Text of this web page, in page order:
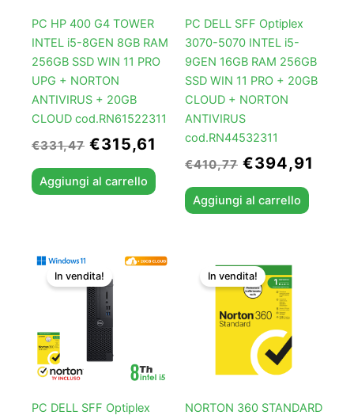
PC HP 400 G4 TOWER
INTEL i5-8GEN 8GB RAM
256GB SSD WIN 11 PRO
UPG + NORTON
ANTIVIRUS + 20GB
CLOUD cod.RN61522311
€331,47 €315,61
Aggiungi al carrello
PC DELL SFF Optiplex
3070-5070 INTEL i5-
9GEN 16GB RAM 256GB
SSD WIN 11 PRO + 20GB
CLOUD + NORTON
ANTIVIRUS
cod.RN44532311
€410,77 €394,91
Aggiungi al carrello
In vendita!
PC DELL SFF Optiplex
prezzo
originale
era:
€315,61.
Il
prezzoIn vendita!
NORTON 360 STANDARD
Il
prezzo
originale
era:
€39,89.